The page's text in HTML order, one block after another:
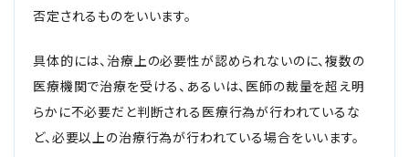
アクセス
ご相談者の声
否定されるものをいいます。
具体的には、治療上の必要性が認められないのに、複数の
医療機関で治療を受ける、あるいは、医師の裁量を超え明
らかに不必要だと判断される医療行為が行われているな
ど、必要以上の治療行為が行われている場合をいいます。